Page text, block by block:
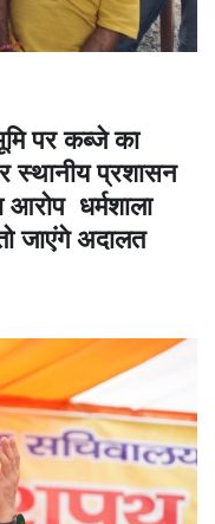
पर कब्जे का
स्थानीय प्रशासन
आरोप धर्मशाला
जाएंगे अदालत